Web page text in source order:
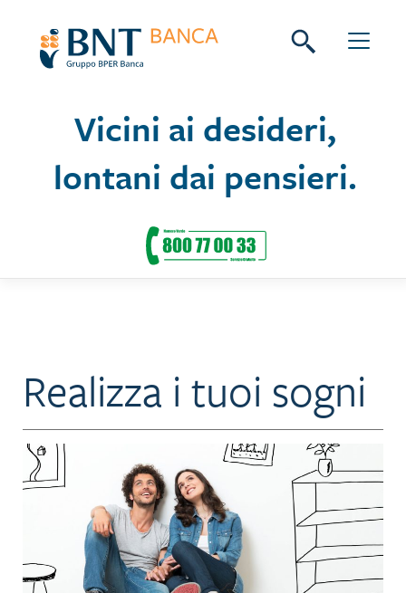
Vicini ai desideri,
lontani dai pensieri.
Seguici su:
Realizza i tuoi sogni